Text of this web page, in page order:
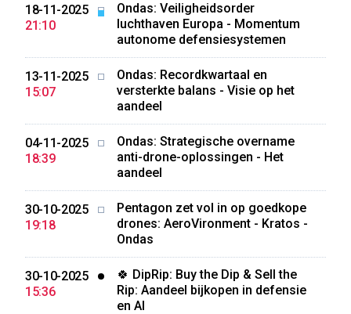
18-11-2025
21:10
Ondas: Veiligheidsorder
luchthaven Europa - Momentum
autonome defensiesystemen
13-11-2025
15:07
Ondas: Recordkwartaal en
versterkte balans - Visie op het
aandeel
04-11-2025
18:39
Ondas: Strategische overname
anti-drone-oplossingen - Het
aandeel
30-10-2025
19:18
Pentagon zet vol in op goedkope
drones: AeroVironment - Kratos -
Ondas
30-10-2025
15:36
🍀 DipRip: Buy the Dip & Sell the
Rip: Aandeel bijkopen in defensie
en AI